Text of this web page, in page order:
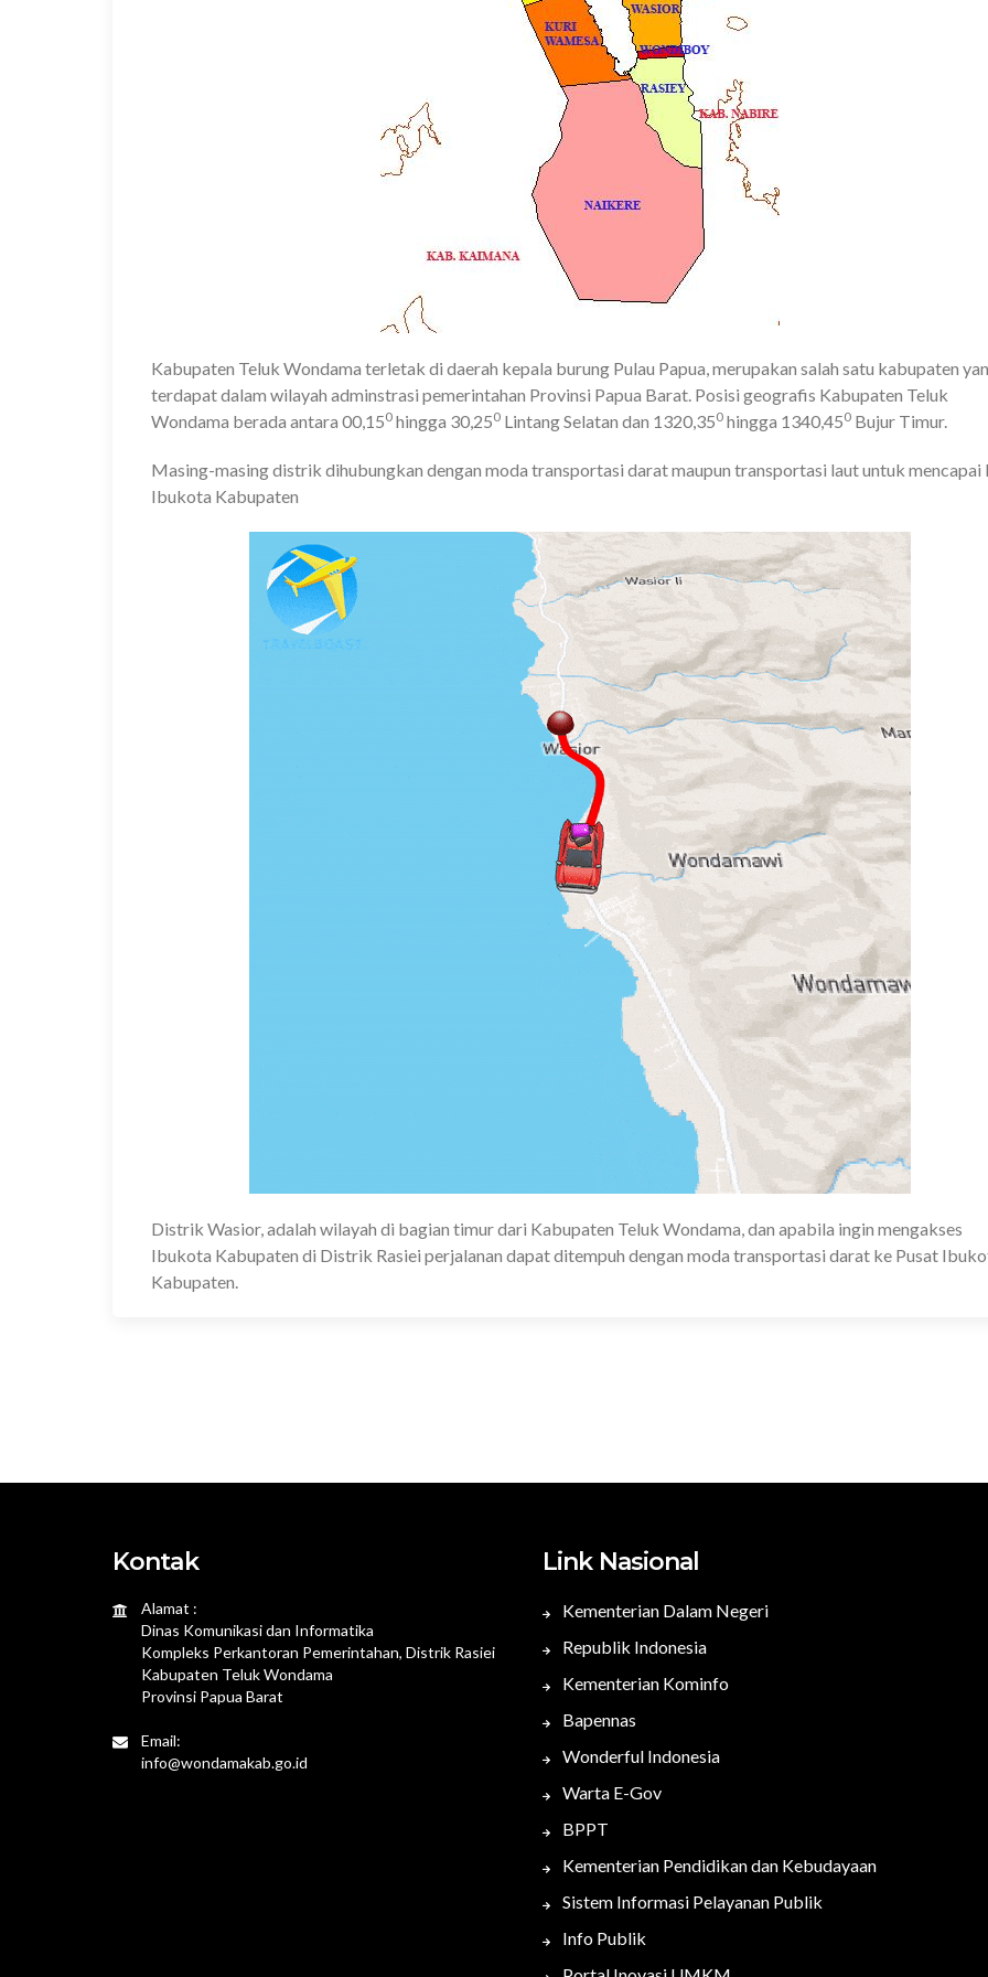
Kabupaten Teluk Wondama terletak di daerah kepala burung Pulau Papua, merupakan salah satu kabupaten
terdapat dalam wilayah adminstrasi pemerintahan Provinsi Papua Barat. Posisi geografis Kabupaten Teluk
Wondama berada antara 00,150 hingga 30,250  Lintang Selatan dan 1320,350 hingga 1340,450 Bujur Timur.
Masing-masing distrik dihubungkan dengan moda transportasi darat maupun transportasi laut untuk mencapai
Ibukota Kabupaten
Distrik Wasior, adalah wilayah di bagian timur dari Kabupaten Teluk Wondama, dan apabila ingin mengakses
Ibukota Kabupaten di Distrik Rasiei perjalanan dapat ditempuh dengan moda transportasi darat ke Pusat
Kabupaten.
Kontak
Alamat :
Dinas Komunikasi dan Informatika
Kompleks Perkantoran Pemerintahan, Distrik Rasiei
Kabupaten Teluk Wondama
Provinsi Papua Barat
Email:
info@wondamakab.go.id
Link Nasional
Kementerian Dalam Negeri
Republik Indonesia
Kementerian Kominfo
Bapennas
Wonderful Indonesia
Warta E-Gov
BPPT
Kementerian Pendidikan dan Kebudayaan
Sistem Informasi Pelayanan Publik
Info Publik